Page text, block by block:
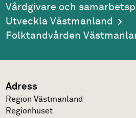
Vårdgivare och
Utveckla Västmanland
Folktandvården
Adress
Region Västmanland
Regionhuset